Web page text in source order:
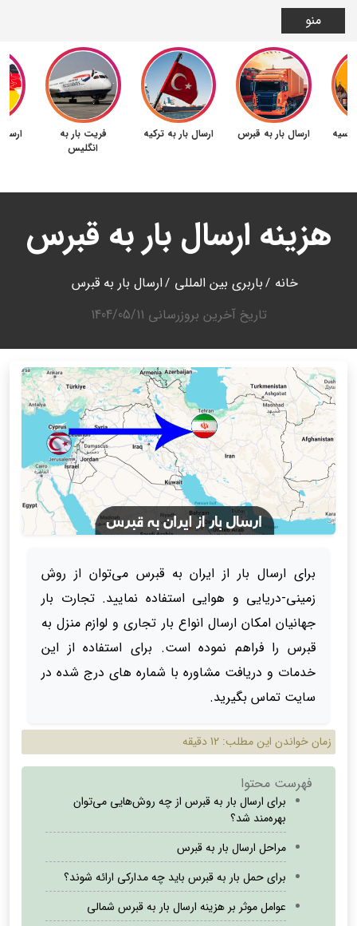
منو
فریت بار به
انگلیس
ارسال بار به ترکیه ارسال بار به قبرس
هزینه ارسال بار به قبرس
خانه باربری بین المللی
ارسال بار به قبرس
تاریخ آخرین بروزرسانی 1404/05/11
برای ارسال بار از ایران به قبرس می‌توان از روش
زمینی-دریایی و هوایی استفاده نمایید. تجارت بار
جهانیان امکان ارسال انواع بار تجاری و لوازم منزل به
قبرس را فراهم نموده است. برای استفاده از این
خدمات و دریافت مشاوره با شماره های درج شده در
سایت تماس بگیرید.
زمان خواندن این مطلب: 12 دقیقه
فهرست محتوا
برای ارسال بار به قبرس از چه روش‌هایی می‌توان
بهره‌مند شد؟
مراحل ارسال بار به قبرس
برای حمل بار به قبرس باید چه مدارکی ارائه شوند؟
عوامل موثر بر هزینه ارسال بار به قبرس شمالی